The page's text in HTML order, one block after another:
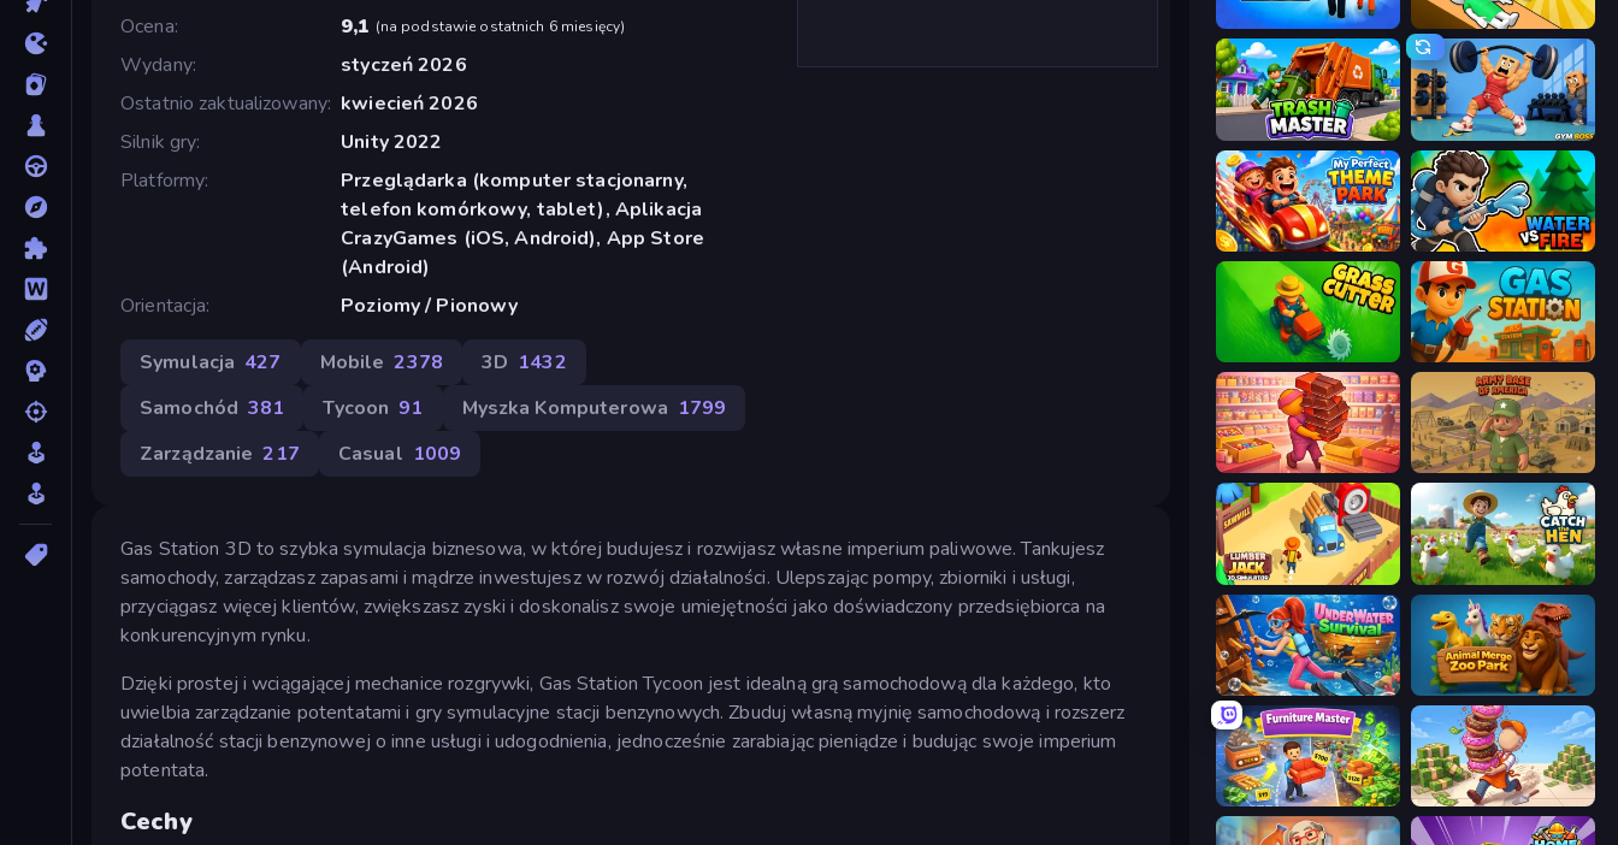
Ocena
9,1 (na podstawie ostatnich 6 miesięcy)
Wydany
styczeń 2026
Ostatnio zaktualizowany kwiecień 2026
Silnik gry
Unity 2022
Platformy
Przeglądarka (komputer stacjonarny,
telefon komórkowy, tablet), Aplikacja
CrazyGames (iOS, Android), App Store
(Android)
Orientacja
Poziomy / Pionowy
Symulacja 427 Mobile 2378 3D 1432
Samochód 381 Tycoon 91 Myszka Komputerowa 1799
Zarządzanie 217 Casual 1009
Gas Station 3D to szybka symulacja biznesowa, w której budujesz i rozwijasz własne imperium paliwowe. Tankujesz
samochody, zarządzasz zapasami i mądrze inwestujesz w rozwój działalności. Ulepszając pompy, zbiorniki i usługi,
przyciągasz więcej klientów, zwiększasz zyski i doskonalisz swoje umiejętności jako doświadczony przedsiębiorca na
konkurencyjnym rynku.
Dzięki prostej i wciągającej mechanice rozgrywki, Gas Station Tycoon jest idealną grą samochodową dla każdego, kto
uwielbia zarządzanie potentatami i gry symulacyjne stacji benzynowych. Zbuduj własną myjnię samochodową i rozszerz
działalność stacji benzynowej o inne usługi i udogodnienia, jednocześnie zarabiając pieniądze i budując swoje imperium
potentata.
Cechy
Prison Life Doctor Hero
Trash Master Gym Boss
My Perfect Theme Park Water vs Fire
Gas Station
Candy Packing Store Army Base Of America
Lumberjack 3D Simulator Catch the Hen
Underwater Survival Animal Merge Zoo Park
Furniture Master: Idle Tycoon Donut Place